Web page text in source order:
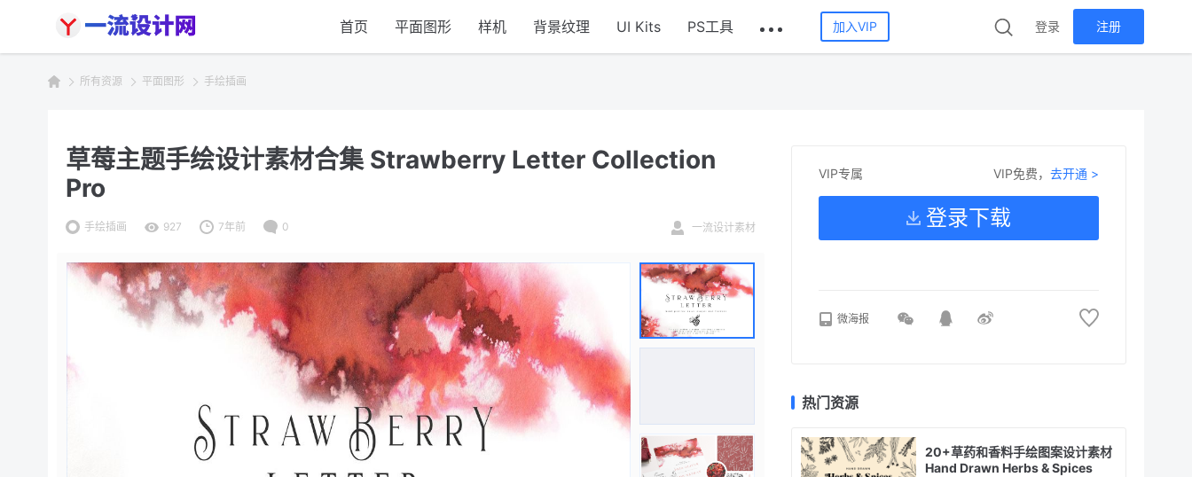
首页 平面图形 样机 背景纹理 UI Kits PS工具 加入VIP 登录 注册
所有资源 平面图形 手绘插画
草莓主题手绘设计素材合集 Strawberry Letter Collection
Pro
手绘插画 927 7年前 0 一流设计素材
VIP专属 VIP免费，去开通 >
登录下载
微海报
热门资源
20+草药和香料手绘图案设计素材
Hand Drawn Herbs & Spices